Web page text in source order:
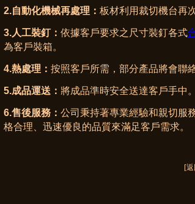
2.自動化機械再處理： 板材利用裁切機台再
3.人工裝釘： 依據客戶要求之尺寸裝釘各式
為客戶裝箱。
4.熱處理： 按照客戶所需，部分產品將會聯
5.成品運送： 將成品準時安全送達客戶手中。
6.售後服務： 公司秉持著專業經驗和親切服
格合理、迅速優良的品質來滿足客戶需求。
[返